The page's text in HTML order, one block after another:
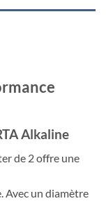
Alkaline
de 2 offre une
Avec un diamètre